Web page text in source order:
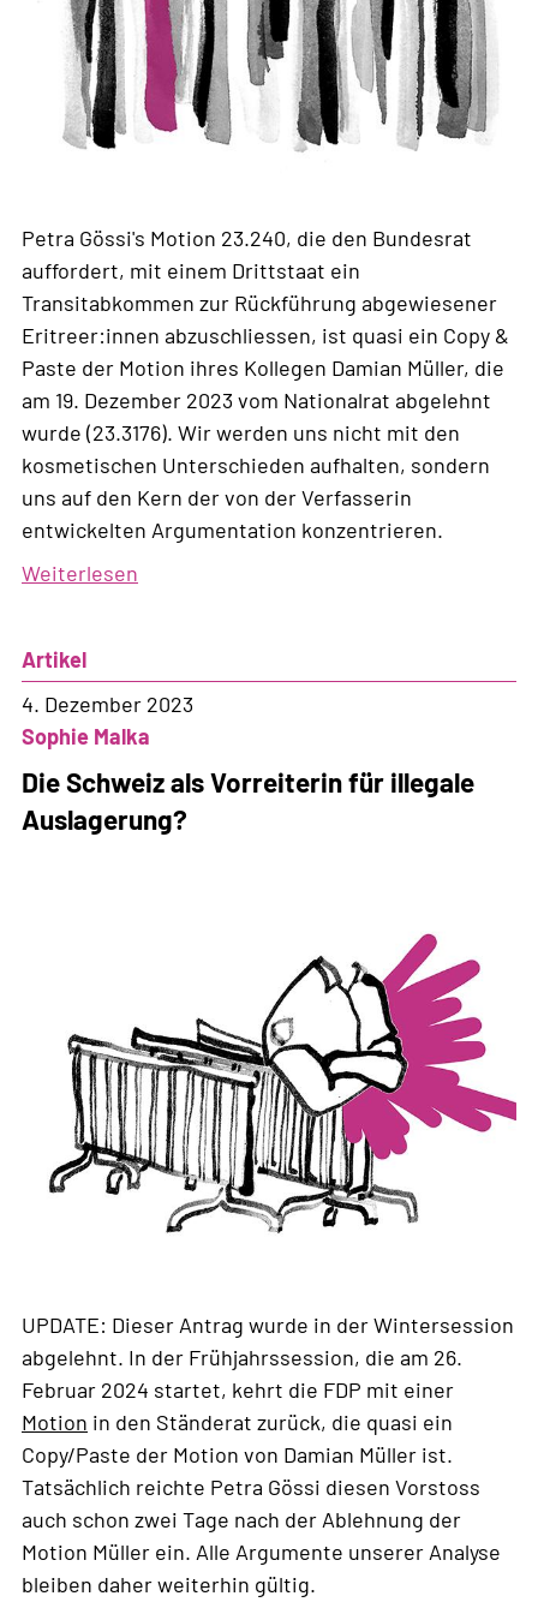
Petra Gössi's Motion 23.240, die den Bundesrat
auffordert, mit einem Drittstaat ein
Transitabkommen zur Rückführung abgewiesener
Eritreer:innen abzuschliessen, ist quasi ein Copy &
Paste der Motion ihres Kollegen Damian Müller, die
am 19. Dezember 2023 vom Nationalrat abgelehnt
wurde (23.3176). Wir werden uns nicht mit den
kosmetischen Unterschieden aufhalten, sondern
uns auf den Kern der von der Verfasserin
entwickelten Argumentation konzentrieren.
Weiterlesen
um
abgelehnte
Eritreer:innen
auszuschaffen
(BIS)
Artikel
4. Dezember 2023
Sophie Malka
Die Schweiz als Vorreiterin für illegale
Auslagerung?
UPDATE: Dieser Antrag wurde in der Wintersession
abgelehnt. In der Frühjahrssession, die am 26.
Februar 2024 startet, kehrt die FDP mit einer
Motion in den Ständerat zurück, die quasi ein
Copy/Paste der Motion von Damian Müller ist.
Tatsächlich reichte Petra Gössi diesen Vorstoss
auch schon zwei Tage nach der Ablehnung der
Motion Müller ein. Alle Argumente unserer Analyse
bleiben daher weiterhin gültig.